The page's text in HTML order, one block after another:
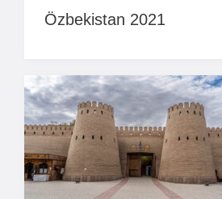
Özbekistan 2021